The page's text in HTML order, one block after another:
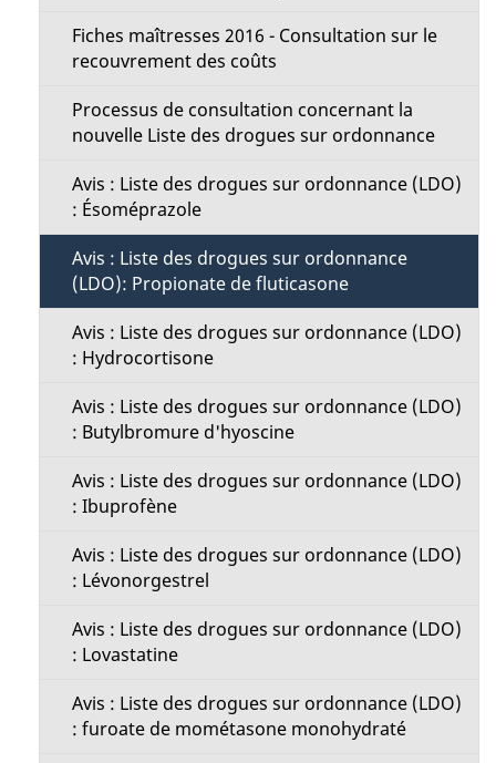
Fiches maîtresses 2016 - Consultation sur le
recouvrement des coûts
Processus de consultation concernant la
nouvelle Liste des drogues sur ordonnance
Avis : Liste des drogues sur ordonnance (LDO)
: Ésoméprazole
Avis : Liste des drogues sur ordonnance
(LDO): Propionate de fluticasone
Avis : Liste des drogues sur ordonnance (LDO)
: Hydrocortisone
Avis : Liste des drogues sur ordonnance (LDO)
: Butylbromure d'hyoscine
Avis : Liste des drogues sur ordonnance (LDO)
: Ibuprofène
Avis : Liste des drogues sur ordonnance (LDO)
: Lévonorgestrel
Avis : Liste des drogues sur ordonnance (LDO)
: Lovastatine
Avis : Liste des drogues sur ordonnance (LDO)
: furoate de mométasone monohydraté